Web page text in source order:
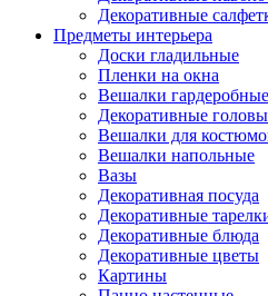
Декоративные
Предметы интерьера
Доски гладильные
Пленки на окна
Вешалки гардеробные
Декоративные
Вешалки для
Вешалки напольные
Вазы
Декоративная посуда
Декоративные
Декоративные блюда
Декоративные цветы
Картины